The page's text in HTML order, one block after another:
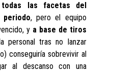
todas las facetas del
, pero el equipo
y a base de tiros
personal tras no lanzar
conseguiría sobrevivir al
al descanso con una